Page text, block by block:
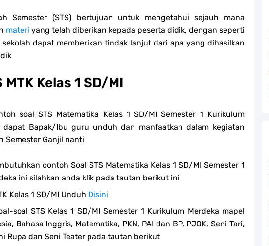
Semester (STS) bertujuan untuk mengetahui sejauh mana
materi yang telah diberikan kepada peserta didik, dengan seperti
dapat memberikan tindak lanjut dari apa yang dihasilkan
MTK Kelas 1 SD/MI
soal STS Matematika Kelas 1 SD/MI Semester 1 Kurikulum
dapat Bapak/Ibu guru unduh dan manfaatkan dalam kegiatan
Semester Ganjil nanti
contoh Soal STS Matematika Kelas 1 SD/MI Semester 1
ini silahkan anda klik pada tautan berikut ini
Kelas 1 SD/MI Unduh Disini
soal STS Kelas 1 SD/MI Semester 1 Kurikulum Merdeka mapel
Bahasa Inggris, Matematika, PKN, PAI dan BP, PJOK, Seni Tari,
Rupa dan Seni Teater pada tautan berikut